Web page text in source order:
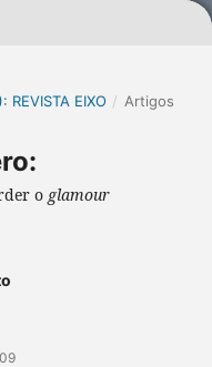
REVISTA EIXO / Artigos
o glamour